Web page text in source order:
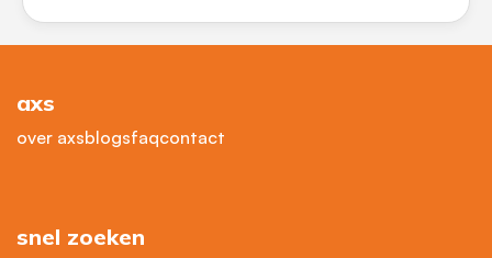
axs
over axsblogsfaqcontact
snel zoeken